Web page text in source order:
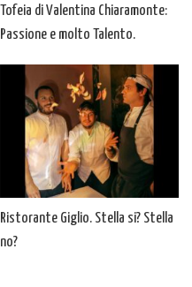
Tofeia di Valentina Chiaramonte:
Passione e molto Talento.
Ristorante Giglio. Stella si? Stella
no?